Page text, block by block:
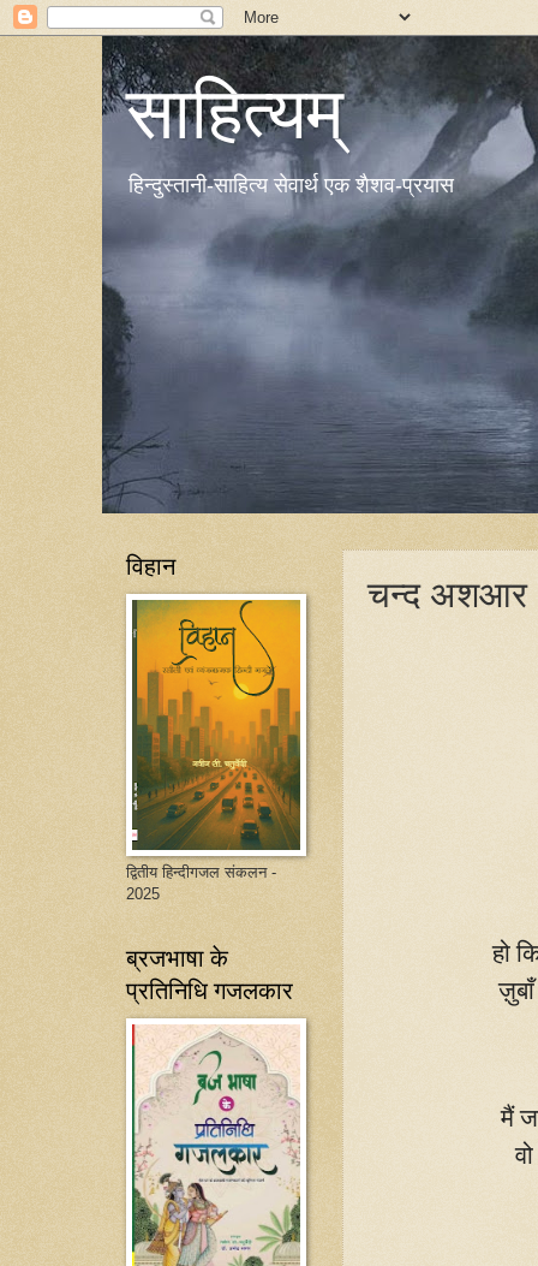
साहित्यम्
हिन्दुस्तानी-साहित्य सेवार्थ एक शैशव-प्रयास
चन्द अशआर -
हो
मैं
विहान
द्वितीय हिन्दीगजल संकलन -
2025
ब्रजभाषा के
प्रतिनिधि गजलकार